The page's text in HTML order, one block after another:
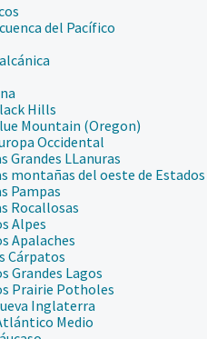
del Pacífico
Hills
Mountain (Oregon)
Occidental
Grandes LLanuras
montañas del oeste de
Pampas
Rocallosas
Alpes
Apalaches
Cárpatos
Grandes Lagos
Prairie Potholes
Inglaterra
Medio